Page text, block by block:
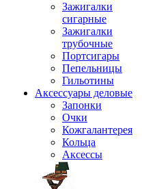
Зажигалки
сигарные
Зажигалки
трубочные
Портсигары
Пепельницы
Гильотины
Аксессуары деловые
Запонки
Очки
Кожгалантерея
Кольца
Аксессы